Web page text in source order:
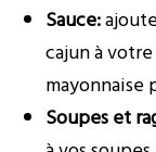
Sauce:
cajun à
mayonnaise
Soupes et